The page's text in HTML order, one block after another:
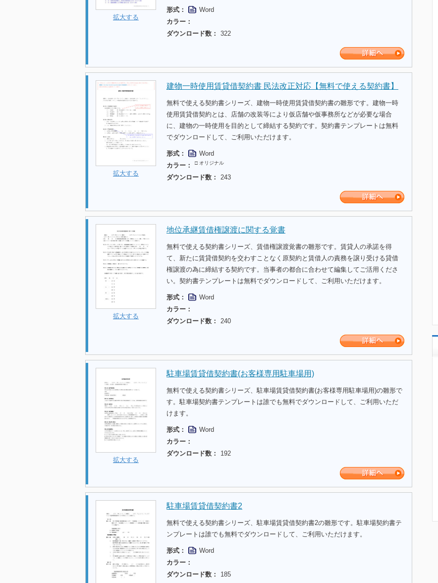
拡大する
形式：
Word
カラー：
ダウンロード数：
322
拡大する
建物一時使用賃貸借契約書 民法改正対応【無料で使える契約書】
無料で使える契約書シリーズ、建物一時使用賃貸借契約書の雛形です。建物一時
使用賃貸借契約とは、店舗の改装等により仮店舗や仮事務所などが必要な場合
に、建物の一時使用を目的として締結する契約です。契約書テンプレートは無料
でダウンロードして、ご利用いただけます。
形式：
Word
カラー：
□ オリジナル
ダウンロード数： 243
拡大する
地位承継賃借権譲渡に関する覚書
無料で使える契約書シリーズ、賃借権譲渡覚書の雛形です。賃貸人の承諾を得
て、新たに賃貸借契約を交わすことなく原契約と賃借人の責務を譲り受ける貸借
権譲渡の為に締結する契約です。当事者の都合に合わせて編集してご活用くださ
い。契約書テンプレートは無料でダウンロードして、ご利用いただけます。
形式：
Word
カラー：
ダウンロード数：
240
拡大する
駐車場賃貸借契約書(お客様専用駐車場用)
無料で使える契約書シリーズ、駐車場賃貸借契約書(お客様専用駐車場用)の雛形で
す。駐車場契約書テンプレートは誰でも無料でダウンロードして、ご利用いただ
けます。
形式：
Word
カラー：
ダウンロード数：
192
駐車場賃貸借契約書2
無料で使える契約書シリーズ、駐車場賃貸借契約書2の雛形です。駐車場契約書テ
ンプレートは誰でも無料でダウンロードして、ご利用いただけます。
形式：
Word
カラー：
ダウンロード数：
185